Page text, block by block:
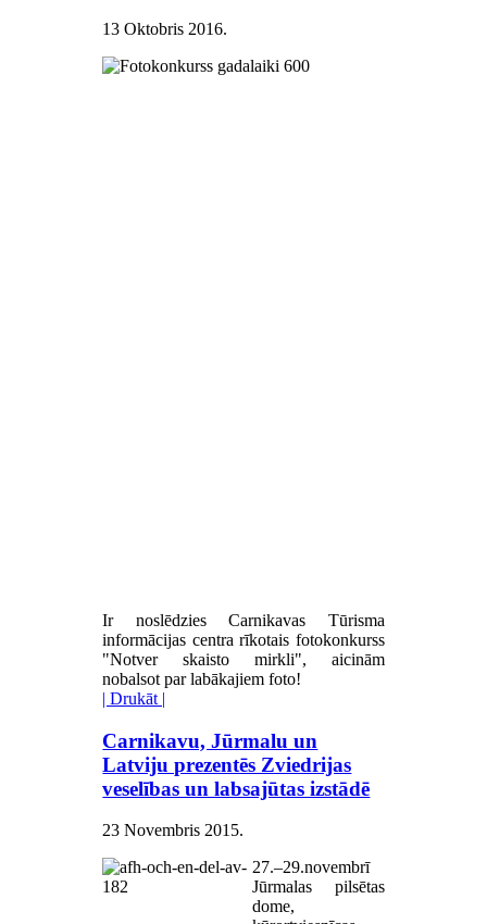
13 Oktobris 2016.
Ir noslēdzies Carnikavas Tūrisma
informācijas centra rīkotais fotokonkurss
"Notver skaisto mirkli", aicinām
nobalsot par labākajiem foto!
| Drukāt |
Carnikavu, Jūrmalu un
Latviju prezentēs Zviedrijas
veselības un labsajūtas izstādē
23 Novembris 2015.
27.–29.novembrī
Jūrmalas pilsētas
dome,